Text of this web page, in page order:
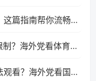
在俄罗斯看咪咕视频世界杯地区限制？这篇指南帮你流畅看中文解说赛事
在新加坡看咪咕视频世界杯当前IP受限制？海外党看体育赛事的终极破局指南
在澳大利亚看咪咕视频世界杯海外无法观看？海外党看国内体育直播的终极解法